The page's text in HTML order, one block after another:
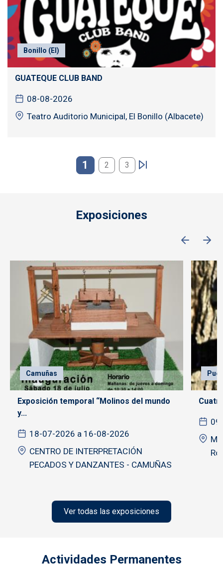
Bonillo (El)
GUATEQUE CLUB BAND
08-08-2026
Teatro Auditorio Municipal, El Bonillo (Albacete)
1 2 3
Exposiciones
Camuñas
Exposición temporal “Molinos del mundo
y...
18-07-2026 a 16-08-2026
CENTRO DE INTERPRETACIÓN
PECADOS Y DANZANTES - CAMUÑAS
Ver todas las exposiciones
Actividades Permanentes